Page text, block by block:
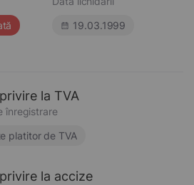
19.03.1999
la TVA
înregistrare
platitor de TVA
la accize